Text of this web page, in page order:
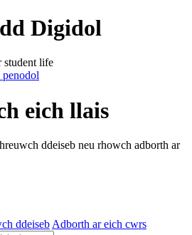
Digidol
student life
penodol
eich llais
ddeiseb neu rhowch adborth ar
ddeiseb Adborth ar eich cwrs